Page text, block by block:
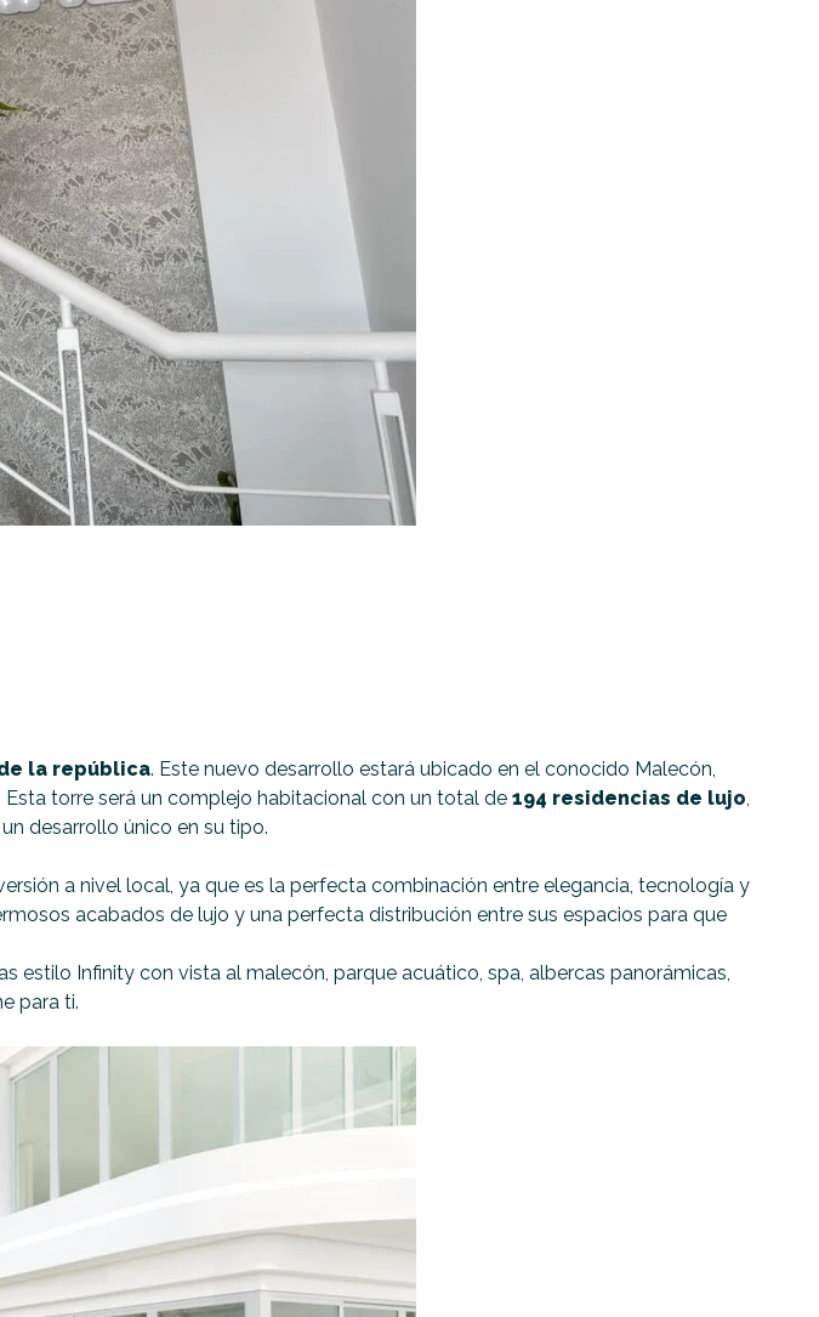
la república. Este nuevo desarrollo estará ubicado en el conocido Malecón,
torre será un complejo habitacional con un total de 194 residencias de lujo,
desarrollo único en su tipo.
a nivel local, ya que es la perfecta combinación entre elegancia, tecnología y
acabados de lujo y una perfecta distribución entre sus espacios para que
estilo Infinity con vista al malecón, parque acuático, spa, albercas panorámicas,
para ti.